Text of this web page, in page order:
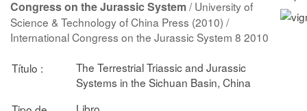
Congress on the Jurassic System/ University of
Science & Technology of China Press (2010) /
International Congress on the Jurassic System 8 2010
Título :
The Terrestrial Triassic and Jurassic
Systems in the Sichuan Basin, China
Libro